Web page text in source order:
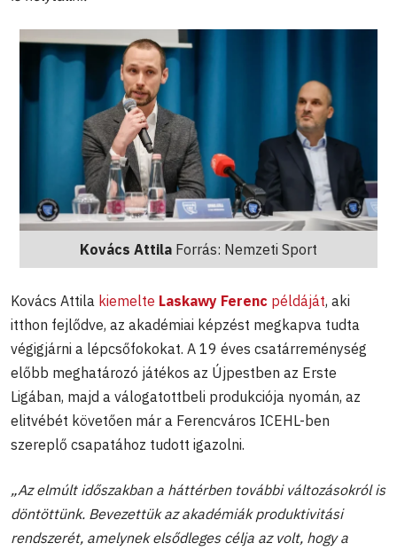
Kovács Attila Forrás: Nemzeti Sport
Kovács Attila kiemelte Laskawy Ferenc példáját, aki
itthon fejlődve, az akadémiai képzést megkapva tudta
végigjárni a lépcsőfokokat. A 19 éves csatárreménység
előbb meghatározó játékos az Újpestben az Erste
Ligában, majd a válogatottbeli produkciója nyomán, az
elitvébét követően már a Ferencváros ICEHL-ben
szereplő csapatához tudott igazolni.
„Az elmúlt időszakban a háttérben további változásokról is
döntöttünk. Bevezettük az akadémiák produktivitási
rendszerét, amelynek elsődleges célja az volt, hogy a